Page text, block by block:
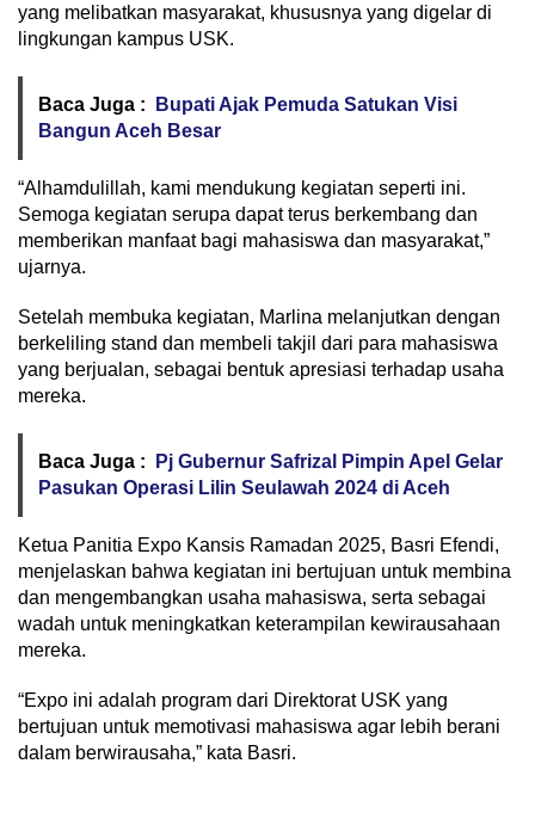
yang melibatkan masyarakat, khususnya yang digelar di
lingkungan kampus USK.
Baca Juga :
Bupati Ajak Pemuda Satukan Visi
Bangun Aceh Besar
“Alhamdulillah, kami mendukung kegiatan seperti ini.
Semoga kegiatan serupa dapat terus berkembang dan
memberikan manfaat bagi mahasiswa dan masyarakat,”
ujarnya.
Setelah membuka kegiatan, Marlina melanjutkan dengan
berkeliling stand dan membeli takjil dari para mahasiswa
yang berjualan, sebagai bentuk apresiasi terhadap usaha
mereka.
Baca Juga :
Pj Gubernur Safrizal Pimpin Apel Gelar
Pasukan Operasi Lilin Seulawah 2024 di Aceh
Ketua Panitia Expo Kansis Ramadan 2025, Basri Efendi,
menjelaskan bahwa kegiatan ini bertujuan untuk membina
dan mengembangkan usaha mahasiswa, serta sebagai
wadah untuk meningkatkan keterampilan kewirausahaan
mereka.
“Expo ini adalah program dari Direktorat USK yang
bertujuan untuk memotivasi mahasiswa agar lebih berani
dalam berwirausaha,” kata Basri.